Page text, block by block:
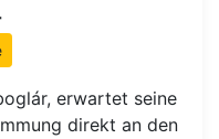
erwartet seine
direkt an den